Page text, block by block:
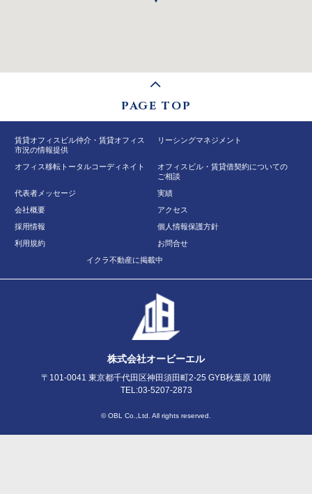
PAGE TOP
賃貸オフィスビル仲介・賃貸オフィス
市況の情報提供
リーシングマネジメント
オフィス移転トータルコーディネイト
オフィスビル・賃貸借契約についての
ご相談
代表者メッセージ
実績
会社概要
アクセス
採用情報
個人情報保護方針
利用規約
お問合せ
イクラ不動産に掲載中
株式会社オービーエル
〒101-0041 東京都千代田区神田須田町2-25 GYB秋葉原 10階
TEL:03-5207-2873
© OBL Co.,Ltd. All rights reserved.